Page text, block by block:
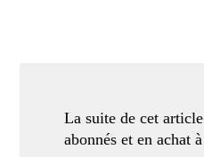
La suite de cet
abonnés et en achat